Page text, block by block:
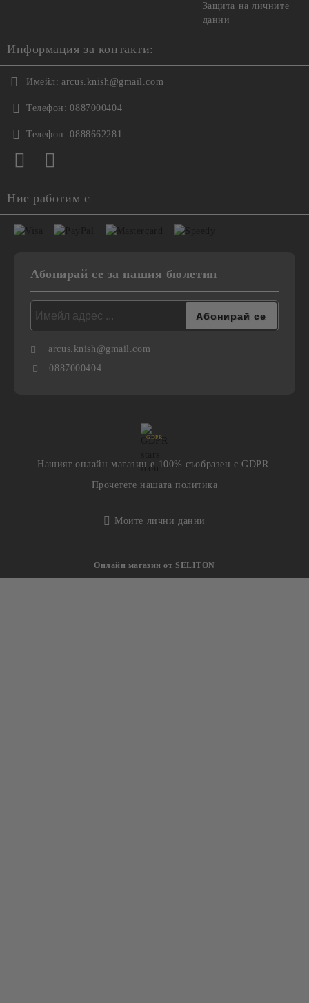
Защита на личните
данни
Информация за контакти:
Имейл: arcus.knish@gmail.com
Телефон: 0887000404
Телефон: 0888662281
Ние работим с
Абонирай се за нашия бюлетин
arcus.knish@gmail.com
0887000404
GDPR
Нашият онлайн магазин е 100% съобразен с GDPR.
Прочетете нашата политика
Моите лични данни
Онлайн магазин от SELITON